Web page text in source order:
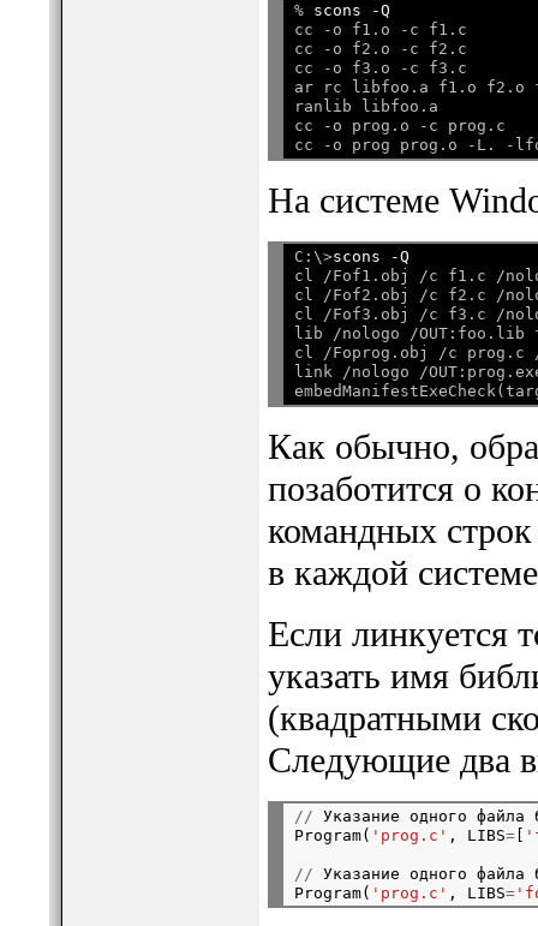
% scons -Q
cc -o f1.o -c f1.c
cc -o f2.o -c f2.c
cc -o f3.o -c f3.c
ar rc libfoo.a f1.o f2.o
ranlib libfoo.a
cc -o prog.o -c prog.c
На системе
C:\>scons -Q
cl /Fof1.obj /c f1.c /
cl /Fof2.obj /c f2.c /
cl /Fof3.obj /c f3.c /
lib /nologo /
cl /Foprog.obj /c prog.c
link /nologo /
Как обычно,
позаботится о
командных
в каждой
Если линкуется
указать имя
(квадратными
Следующие два
// Указание одного файла
Program( 'prog.c' , LIBS=[
// Указание одного файла
Program( 'prog.c' , LIBS=